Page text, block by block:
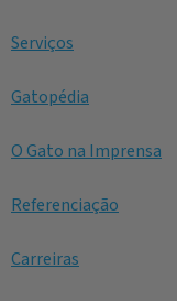
Serviços
Gatopédia
O Gato na Imprensa
Referenciação
Carreiras